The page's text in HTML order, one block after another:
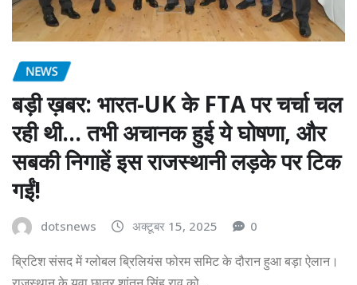
NEWS
बड़ी ख़बर: भारत-UK के FTA पर चर्चा चल
रही थी… तभी अचानक हुई ये घोषणा, और
सबकी निगाहें इस राजस्थानी लड़के पर टिक
गईं!
dotsnews अक्टूबर 15, 2025 0
ब्रिटिश संसद में ग्लोबल ब्रिलियंस फोरम समिट के दौरान हुआ बड़ा ऐलान।